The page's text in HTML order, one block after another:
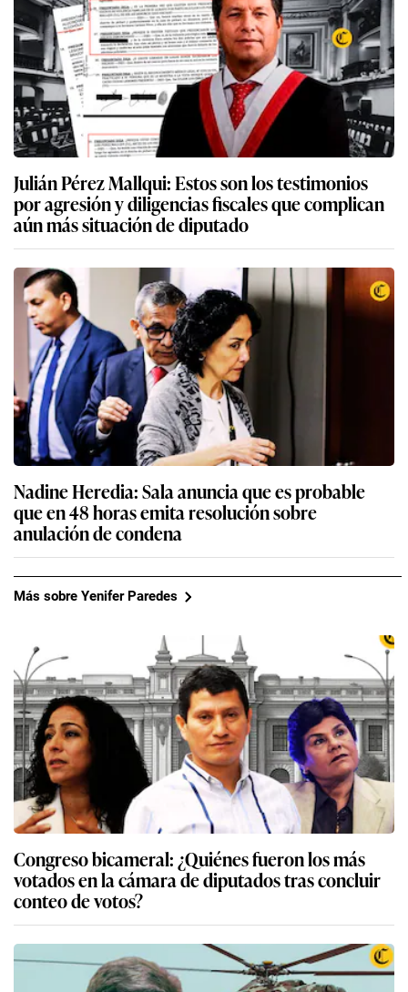
Julián Pérez Mallqui: Estos son los testimonios
por agresión y diligencias fiscales que complican
aún más situación de diputado
Nadine Heredia: Sala anuncia que es probable
que en 48 horas emita resolución sobre
anulación de condena
Más sobre Yenifer Paredes
Congreso bicameral: ¿Quiénes fueron los más
votados en la cámara de diputados tras concluir
conteo de votos?